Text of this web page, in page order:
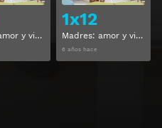
Madres: amor y vida Temporada 1 Capitulo 11
1x12
Madres: amor y vida Temporada 1 Capitulo 12
6 años hace